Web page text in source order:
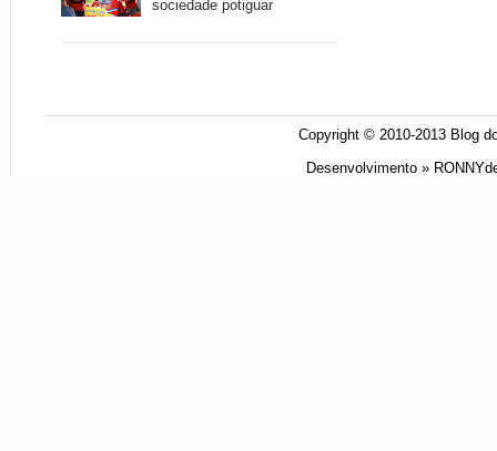
sociedade potiguar
Copyright © 2010-2013 Blog
Desenvolvimento »